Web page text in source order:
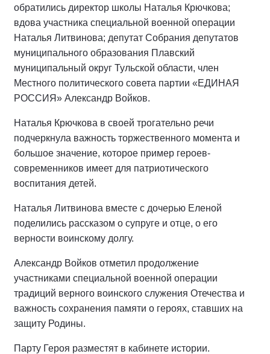
обратились директор школы Наталья Крючкова;
вдова участника специальной военной операции
Наталья Литвинова; депутат Собрания депутатов
муниципального образования Плавский
муниципальный округ Тульской области, член
Местного политического совета партии «ЕДИНАЯ
РОССИЯ» Александр Войков.
Наталья Крючкова в своей трогательно речи
подчеркнула важность торжественного момента и
большое значение, которое пример героев-
современников имеет для патриотического
воспитания детей.
Наталья Литвинова вместе с дочерью Еленой
поделились рассказом о супруге и отце, о его
верности воинскому долгу.
Александр Войков отметил продолжение
участниками специальной военной операции
традиций верного воинского служения Отечества и
важность сохранения памяти о героях, ставших на
защиту Родины.
Парту Героя разместят в кабинете истории.